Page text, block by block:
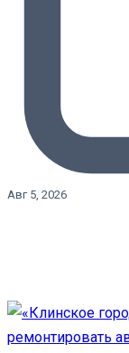
Авг 5, 2026